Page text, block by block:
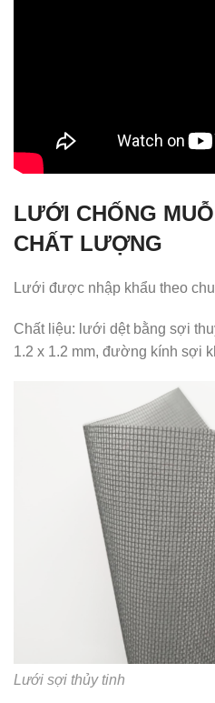
LƯỚI CHỐNG
CHẤT LƯỢNG
Lưới được nhập khẩu theo
Chất liệu: lưới dệt bằng sợi
1.2 x 1.2 mm, đường kính sợi
Lưới sợi thủy tinh